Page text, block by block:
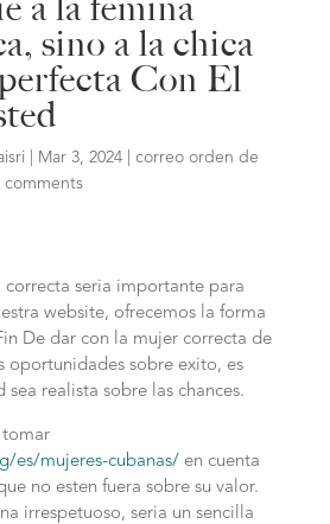
sino a la chica
Con El
Mar 3, 2024| correo orden de
comments
correcta seri­a importante para
website, ofrecemos la forma
De dar con la mujer correcta de
oportunidades sobre exito, es
sea realista sobre las chances.
tomar
es/mujeres-cubanas/ en cuenta
no esten fuera sobre su valor.
irrespetuoso, seri­a un sencilla